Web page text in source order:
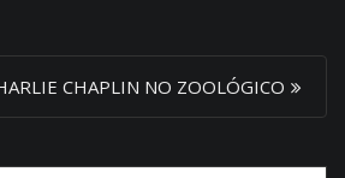
CHAPLIN NO ZOOLÓGICO